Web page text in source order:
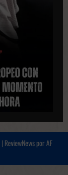
|ReviewNewspor AF